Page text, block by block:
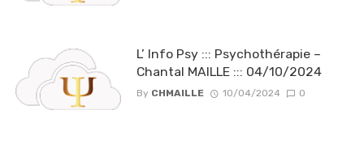
L’ Info Psy ::: Psychothérapie –
Chantal MAILLE ::: 04/10/2024
By CHMAILLE 10/04/2024 0